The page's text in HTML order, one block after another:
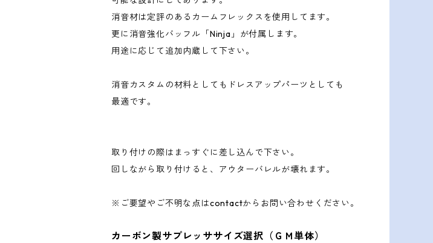
消音材は定評のあるカームフレックスを使用してます。
更に消音強化バッフル「Ninja」が付属します。
用途に応じて追加内蔵して下さい。
消音カスタムの材料としてもドレスアップパーツとしても
最適です。
取り付けの際はまっすぐに差し込んで下さい。
回しながら取り付けると、アウターバレルが壊れます。
※ご要望やご不明な点はcontactからお問い合わせください。
カーボン製サプレッササイズ選択（ＧＭ単体）